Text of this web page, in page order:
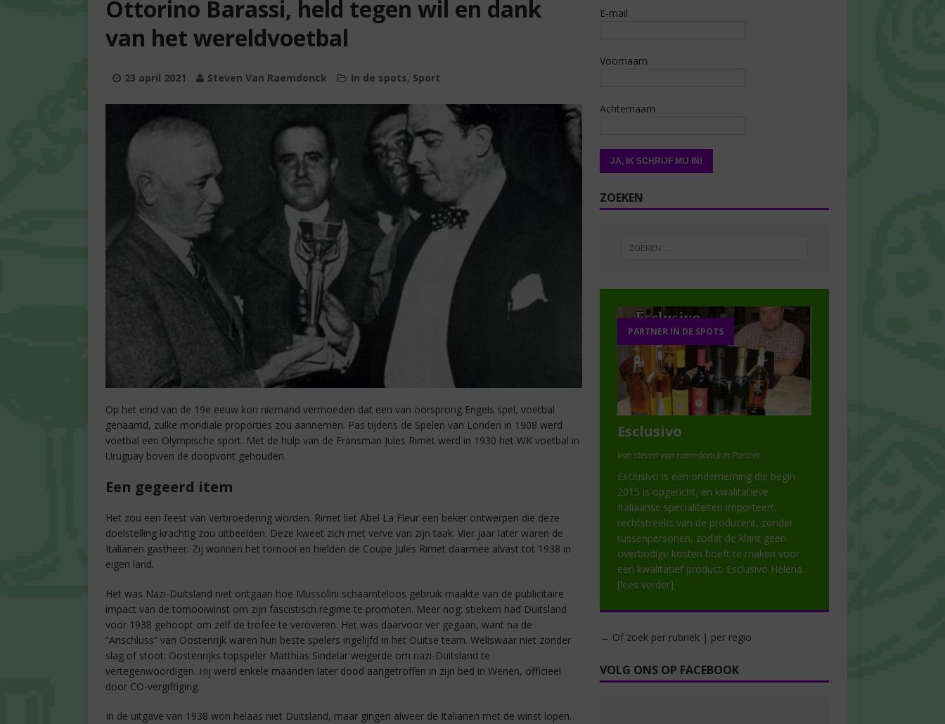
Ottorino Barassi, held tegen wil en dank
van het wereldvoetbal
23 april 2021 Steven Van Raemdonck In de spots, Sport
Op het eind van de 19e eeuw kon niemand vermoeden dat een van oorsprong Engels spel, voetbal
genaamd, zulke mondiale proporties zou aannemen. Pas tijdens de Spelen van Londen in 1908 werd
voetbal een Olympische sport. Met de hulp van de Fransman Jules Rimet werd in 1930 het WK voetbal in
Uruguay boven de doopvont gehouden.
Een gegeerd item
Het zou een feest van verbroedering worden. Rimet liet Abel La Fleur een beker ontwerpen die deze
doelstelling krachtig zou uitbeelden. Deze kweet zich met verve van zijn taak. Vier jaar later waren de
Italianen gastheer. Zij wonnen het tornooi en hielden de Coupe Jules Rimet daarmee alvast tot 1938 in
eigen land.
Het was Nazi-Duitsland niet ontgaan hoe Mussolini schaamteloos gebruik maakte van de publicitaire
impact van de tornooiwinst om zijn fascistisch regime te promoten. Meer nog: stiekem had Duitsland
voor 1938 gehoopt om zelf de trofee te veroveren. Het was daarvoor ver gegaan, want na de
“Anschluss” van Oostenrijk waren hun beste spelers ingelijfd in het Duitse team. Weliswaar niet zonder
slag of stoot: Oostenrijks topspeler Matthias Sindelar weigerde om nazi-Duitsland te
vertegenwoordigen. Hij werd enkele maanden later dood aangetroffen in zijn bed in Wenen, officieel
door CO-vergiftiging.
In de uitgave van 1938 won helaas niet Duitsland, maar gingen alweer de Italianen met de winst lopen.
E-mail
Voornaam
Achternaam
ZOEKEN
PARTNER IN DE SPOTS
Esclusivo
van steven van raemdonck in Partner
Esclusivo is een onderneming die begin
2015 is opgericht, en kwalitatieve
Italiaanse specialiteiten importeert,
rechtstreeks van de producent, zonder
tussenpersonen, zodat de klant geen
overbodige kosten hoeft te maken voor
een kwalitatief product. Esclusivo Helena
[lees verder]
→ Of zoek per rubriek | per regio
VOLG ONS OP FACEBOOK